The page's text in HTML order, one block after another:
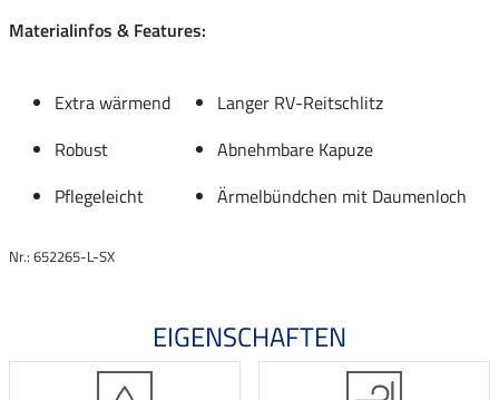
Materialinfos & Features:
Extra wärmend
Langer RV-Reitschlitz
Robust
Abnehmbare Kapuze
Pflegeleicht
Ärmelbündchen mit Daumenloch
Nr.: 652265-L-SX
EIGENSCHAFTEN